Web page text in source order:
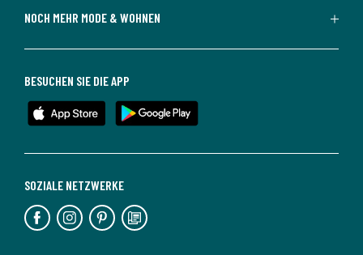
NOCH MEHR MODE & WOHNEN
SOZIALE NETZWERKE
BESUCHEN SIE DIE APP